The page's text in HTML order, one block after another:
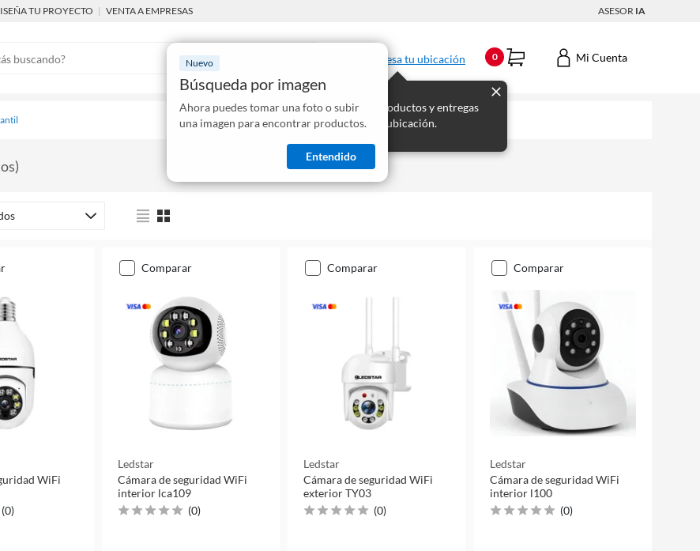
TU PROYECTO | VENTA A EMPRESAS ASESOR IA
Nuevo
Búsqueda por imagen
Ahora puedes tomar una foto o subir
una imagen para encontrar productos.
Entendido
Ingresa tu ubicación
Mostraremos los productos y entregas
disponibles para tu ubicación.
0 Mi Cuenta
)
WiFi
(0)
comparar
Ledstar
Cámara de seguridad WiFi
interior lca109
(0)
comparar
Ledstar
Cámara de seguridad WiFi
exterior TY03
(0)
comparar
Ledstar
Cámara de seguridad WiFi
interior l100
(0)